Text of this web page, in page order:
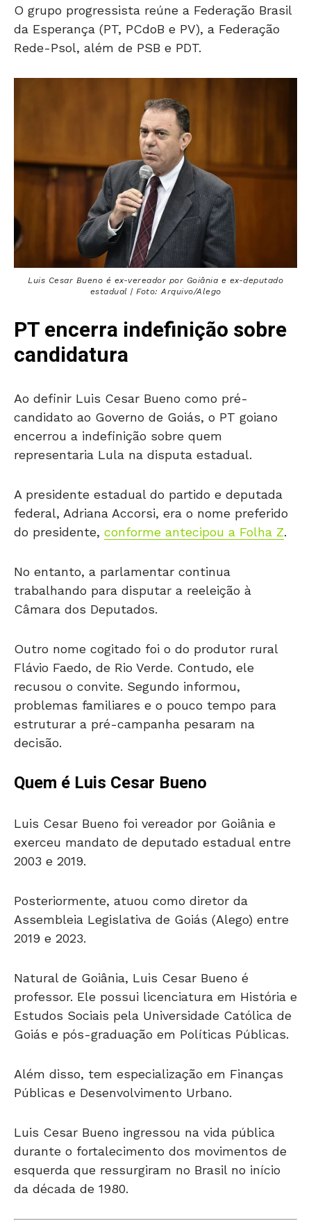
O grupo progressista reúne a Federação Brasil
da Esperança (PT, PCdoB e PV), a Federação
Rede-Psol, além de PSB e PDT.
Luis Cesar Bueno é ex-vereador por Goiânia e ex-deputado
estadual | Foto: Arquivo/Alego
PT encerra indefinição sobre
candidatura
Ao definir Luis Cesar Bueno como pré-
candidato ao Governo de Goiás, o PT goiano
encerrou a indefinição sobre quem
representaria Lula na disputa estadual.
A presidente estadual do partido e deputada
federal, Adriana Accorsi, era o nome preferido
do presidente, conforme antecipou a Folha Z.
No entanto, a parlamentar continua
trabalhando para disputar a reeleição à
Câmara dos Deputados.
Outro nome cogitado foi o do produtor rural
Flávio Faedo, de Rio Verde. Contudo, ele
recusou o convite. Segundo informou,
problemas familiares e o pouco tempo para
estruturar a pré-campanha pesaram na
decisão.
Quem é Luis Cesar Bueno
Luis Cesar Bueno foi vereador por Goiânia e
exerceu mandato de deputado estadual entre
2003 e 2019.
Posteriormente, atuou como diretor da
Assembleia Legislativa de Goiás (Alego) entre
2019 e 2023.
Natural de Goiânia, Luis Cesar Bueno é
professor. Ele possui licenciatura em História e
Estudos Sociais pela Universidade Católica de
Goiás e pós-graduação em Políticas Públicas.
Além disso, tem especialização em Finanças
Públicas e Desenvolvimento Urbano.
Luis Cesar Bueno ingressou na vida pública
durante o fortalecimento dos movimentos de
esquerda que ressurgiram no Brasil no início
da década de 1980.